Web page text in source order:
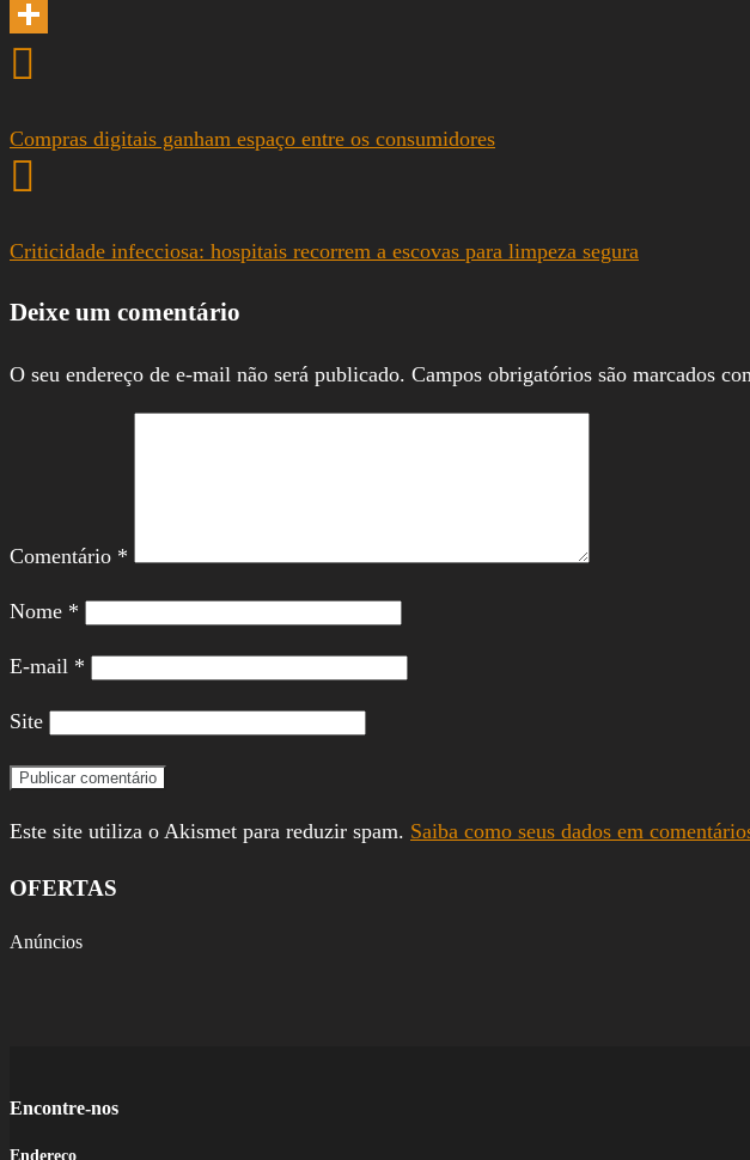
Email
Share
Compras digitais ganham espaço entre os consumidores
Criticidade infecciosa: hospitais recorrem a escovas para limpeza segura
Deixe um comentário
O seu endereço de e-mail não será publicado. Campos obrigatórios são marcados
Comentário *
Nome *
E-mail *
Site
Este site utiliza o Akismet para reduzir spam. Saiba como seus dados em
OFERTAS
Anúncios
Encontre-nos
Endereço